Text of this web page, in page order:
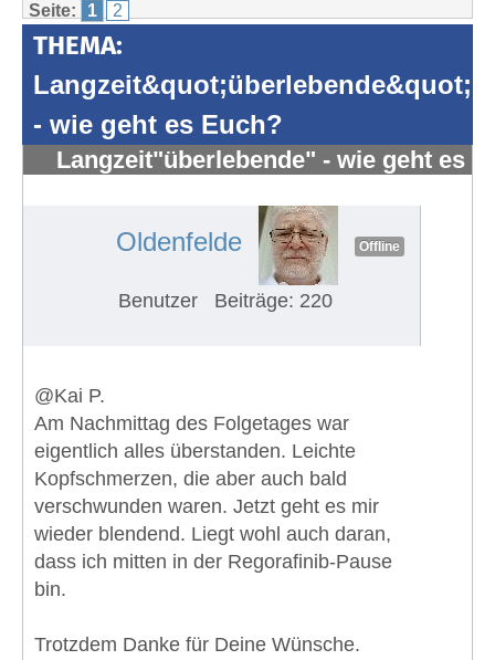
Seite: 1 2
THEMA:
Langzeit&quot;überlebende&quot;
- wie geht es Euch?
Langzeit"überlebende" - wie geht es
Oldenfelde Offline
Benutzer Beiträge: 220
@Kai P.
Am Nachmittag des Folgetages war
eigentlich alles überstanden. Leichte
Kopfschmerzen, die aber auch bald
verschwunden waren. Jetzt geht es mir
wieder blendend. Liegt wohl auch daran,
dass ich mitten in der Regorafinib-Pause
bin.
Trotzdem Danke für Deine Wünsche.